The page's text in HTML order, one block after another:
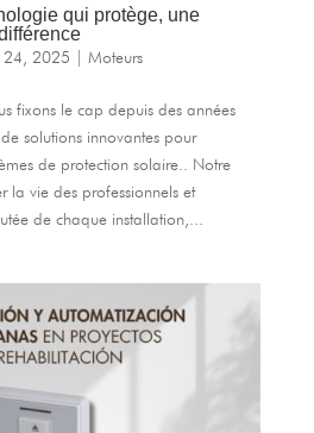
qui protège, une
24, 2025 Moteurs
fixons le cap depuis des années
solutions innovantes pour
de protection solaire.. Notre
la vie des professionnels et
de chaque installation,...